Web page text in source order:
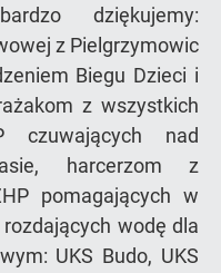
dziękujemy:
z Pielgrzymowic
Biegu Dzieci i
z wszystkich
czuwających nad
harcerzom z
pomagających w
wodę dla
UKS Budo, UKS